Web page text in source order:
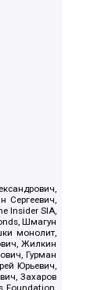
Сергеевич,
Insider SIA,
Шмагун
монолит,
Жилкин
Гурман
Юрьевич,
Захаров